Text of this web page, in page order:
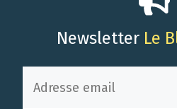
Newsletter Le